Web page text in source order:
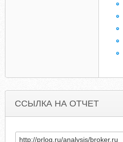
ССЫЛКА НА ОТЧЕТ